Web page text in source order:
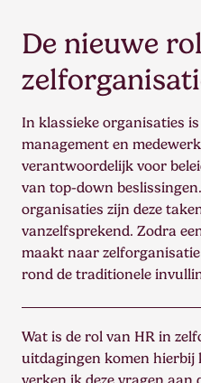
De nieuwe
In klassieke organisaties
management en
verantwoordelijk voor
van top-down
organisaties zijn deze
vanzelfsprekend. Zodra
maakt naar
rond de traditionele
Wat is de rol van HR in
uitdagingen komen hierbij